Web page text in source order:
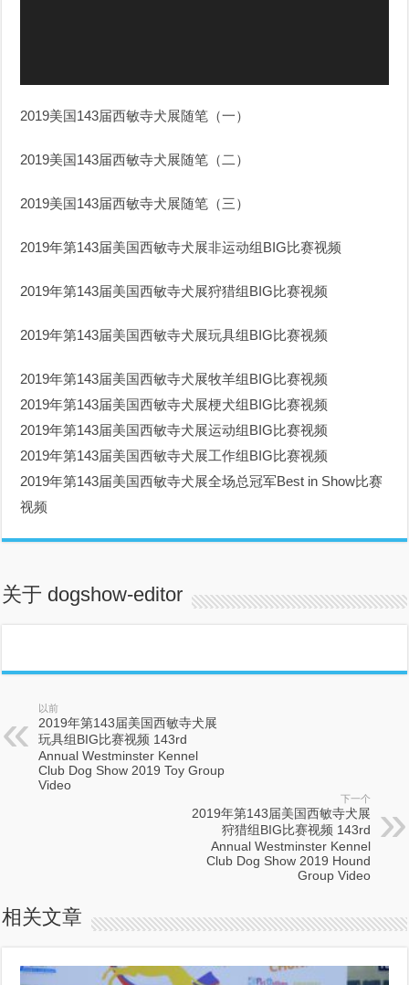
2019美国143届西敏寺犬展随笔 （一）
2019美国143届西敏寺犬展随笔（二）
2019美国143届西敏寺犬展随笔（三）
2019年第143届美国西敏寺犬展非运动组BIG比赛视频
2019年第143届美国西敏寺犬展狩猎组BIG比赛视频
2019年第143届美国西敏寺犬展玩具组BIG比赛视频
2019年第143届美国西敏寺犬展牧羊组BIG比赛视频
2019年第143届美国西敏寺犬展梗犬组BIG比赛视频
2019年第143届美国西敏寺犬展运动组BIG比赛视频
2019年第143届美国西敏寺犬展工作组BIG比赛视频
2019年第143届美国西敏寺犬展全场总冠军Best in Show比赛
视频
关于 dogshow-editor
以前
2019年第143届美国西敏寺犬展
玩具组BIG比赛视频 143rd
Annual Westminster Kennel
Club Dog Show 2019 Toy Group
Video
下一个
2019年第143届美国西敏寺犬展
狩猎组BIG比赛视频 143rd
Annual Westminster Kennel
Club Dog Show 2019 Hound
Group Video
相关文章